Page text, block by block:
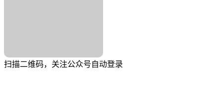
扫描二维码，关注公众号自动登录